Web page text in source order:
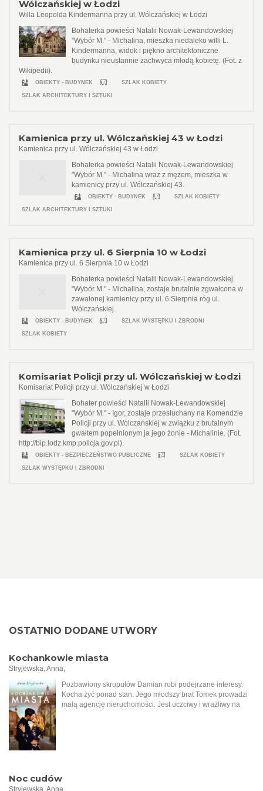
Wólczańskiej w Łodzi
Willa Leopolda Kindermanna przy ul. Wólczańskiej w Łodzi
Bohaterka powieści Natalii Nowak-Lewandowskiej
"Wybór M." - Michalina, mieszka niedaleko willi L.
Kindermanna, widok i piękno architektoniczne
budynku nieustannie zachwyca młodą kobietę. (Fot. z
Wikipedii).
OBIEKTY - BUDYNEK SZLAK KOBIETY
SZLAK ARCHITEKTURY I SZTUKI
Kamienica przy ul. Wólczańskiej 43 w Łodzi
Kamienica przy ul. Wólczańskiej 43 w Łodzi
Bohaterka powieści Natalii Nowak-Lewandowskiej
"Wybór M." - Michalina wraz z mężem, mieszka w
kamienicy przy ul. Wólczańskiej 43.
OBIEKTY - BUDYNEK SZLAK KOBIETY
SZLAK ARCHITEKTURY I SZTUKI
Kamienica przy ul. 6 Sierpnia 10 w Łodzi
Kamienica przy ul. 6 Sierpnia 10 w Łodzi
Bohaterka powieści Natalii Nowak-Lewandowskiej
"Wybór M." - Michalina, zostaje brutalnie zgwałcona w
zawalonej kamienicy przy ul. 6 Sierpnia róg ul.
Wólczańskiej.
OBIEKTY - BUDYNEK SZLAK WYSTĘPKU I ZBRODNI
SZLAK KOBIETY
Komisariat Policji przy ul. Wólczańskiej w Łodzi
Komisariat Policji przy ul. Wólczańskiej w Łodzi
Bohater powieści Natalii Nowak-Lewandowskiej
"Wybór M." - Igor, zostaje przesłuchany na Komendzie
Policji przy ul. Wólczańskiej w związku z brutalnym
gwałtem popełnionym ja jego żonie - Michalinie. (Fot.
http://bip.lodz.kmp.policja.gov.pl).
OBIEKTY - BEZPIECZEŃSTWO PUBLICZNE SZLAK KOBIETY
SZLAK WYSTĘPKU I ZBRODNI
OSTATNIO DODANE UTWORY
Kochankowie miasta
Stryjewska, Anna,
Pozbawiony skrupułów Damian robi podejrzane interesy.
Kocha żyć ponad stan. Jego młodszy brat Tomek prowadzi
małą agencję nieruchomości. Jest uczciwy i wrażliwy na
Noc cudów
Stryjewska, Anna,